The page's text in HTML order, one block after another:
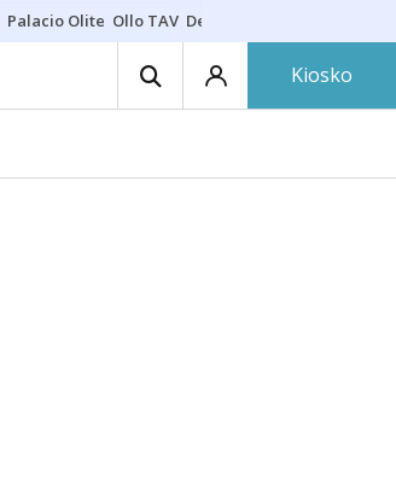
Palacio Olite Ollo TAV Derrama vecinos
Kiosko